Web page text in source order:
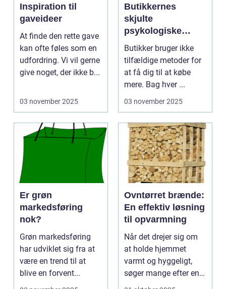
Inspiration til
gaveideer
At finde den rette gave
kan ofte føles som en
udfordring. Vi vil gerne
give noget, der ikke b...
03 november 2025
Butikkernes
skjulte
psykologiske
tricks
Butikker bruger ikke
tilfældige metoder for
at få dig til at købe
mere. Bag hver ...
03 november 2025
Er grøn
markedsføring
nok?
Grøn markedsføring
har udviklet sig fra at
være en trend til at
blive en forvent...
Ovntørret brænde:
En effektiv løsning
til opvarmning
Når det drejer sig om
at holde hjemmet
varmt og hyggeligt,
søger mange efter en
bæ...